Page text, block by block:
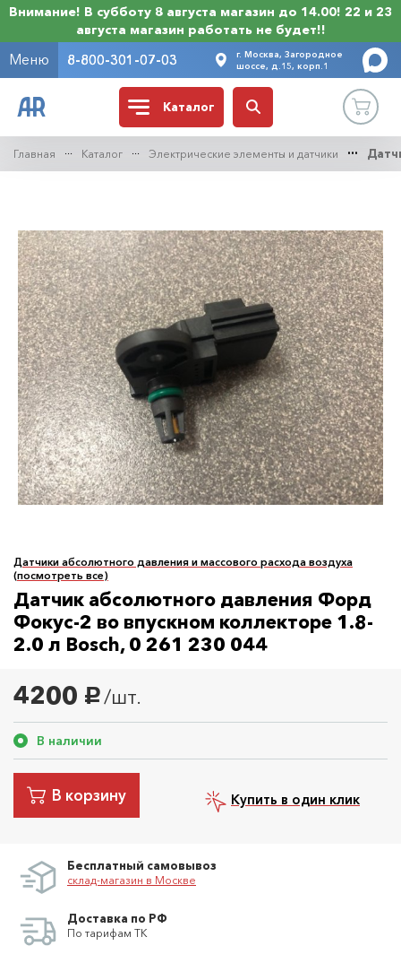
Внимание! В субботу 8 августа магазин до 14.00! 22 и 23
августа магазин работать не будет!!
Меню 8-800-301-07-03
г. Москва, Загородное
шоссе, д.15, корп.1
Каталог
Главная Каталог Электрические элементы и датчики
Датчики абсолютного давления и массового расхода воздуха
(посмотреть все)
Датчик абсолютного давления Форд
Фокус-2 во впускном коллекторе 1.8-
2.0 л Bosch, 0 261 230 044
4200 руб. /шт.
В наличии
В корзину Купить в один клик
Бесплатный самовывоз
склад-магазин в Москве
Доставка по РФ
По тарифам ТК